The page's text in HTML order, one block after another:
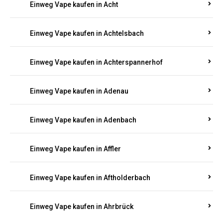
Einweg Vape kaufen in Acht
Einweg Vape kaufen in Achtelsbach
Einweg Vape kaufen in Achterspannerhof
Einweg Vape kaufen in Adenau
Einweg Vape kaufen in Adenbach
Einweg Vape kaufen in Affler
Einweg Vape kaufen in Aftholderbach
Einweg Vape kaufen in Ahrbrück